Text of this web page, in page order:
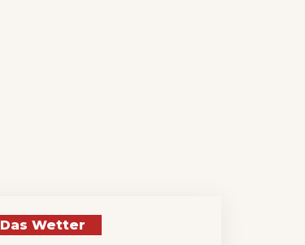
Das Wetter